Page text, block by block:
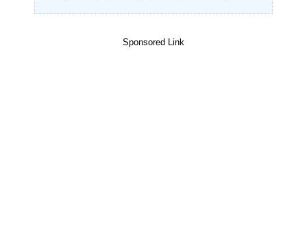
Sponsored Link